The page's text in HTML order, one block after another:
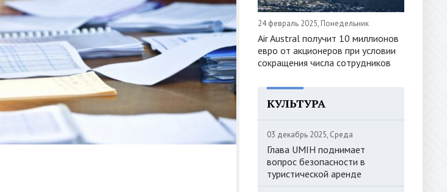
24 февраль 2025, Понедельник
Air Austral получит 10 миллионов
евро от акционеров при условии
сокращения числа сотрудников
КУЛЬТУРА
03 декабрь 2025, Среда
Глава UMIH поднимает
вопрос безопасности в
туристической аренде